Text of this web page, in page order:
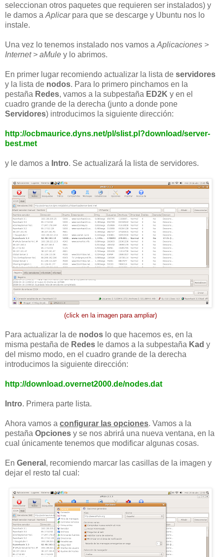
seleccionan otros paquetes que requieren ser instalados) y
le damos a Aplicarpara que se descarge y Ubuntu nos lo
instale.
Una vez lo tenemos instalado nos vamos a Aplicaciones >
Internet > aMule y lo abrimos.
En primer lugar recomiendo actualizar la lista de servidores
y la lista de nodos. Para lo primero pinchamos en la
pestaña Redes, vamos a la subpestaña ED2K y en el
cuadro grande de la derecha (junto a donde pone
Servidores) introducimos la siguiente dirección:
http://ocbmaurice.dyns.net/pl/slist.pl?download/server-
best.met
y le damos a Intro. Se actualizará la lista de servidores.
(click en la imagen para ampliar)
Para actualizar la de nodos lo que hacemos es, en la
misma pestaña de Redes le damos a la subpestaña Kad y
del mismo modo, en el cuadro grande de la derecha
introducimos la siguiente dirección:
http://download.overnet2000.de/nodes.dat
Intro. Primera parte lista.
Ahora vamos a configurar las opciones. Vamos a la
pestaña Opciones y se nos abrirá una nueva ventana, en la
cual únicamente tenemos que modificar algunas cosas.
En General , recomiendo marcar las casillas de la imagen y
dejar el resto tal cual: